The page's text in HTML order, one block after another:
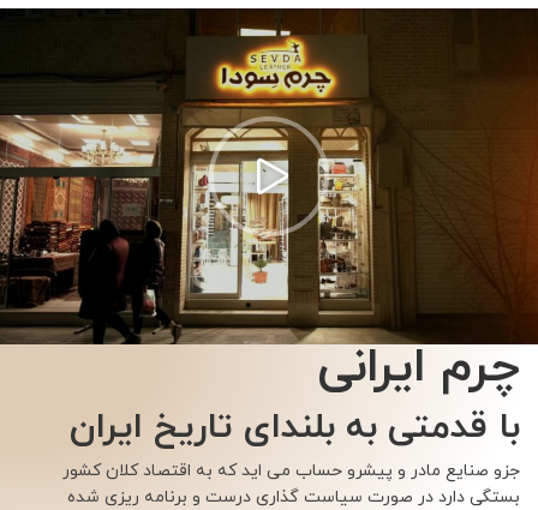
چرم ایرانی
با قدمتی به بلندای تاریخ ایران
جزو صنایع مادر و پیشرو حساب می اید که به اقتصاد کلان کشور
بستگی دارد در صورت سیاست گذاری درست و برنامه ریزی شده